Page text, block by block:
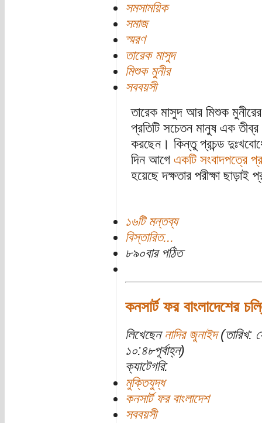
সমসাময়িক
সমাজ
স্মরণ
তারেক মাসুদ
মিশুক মুনীর
সববয়সী
তারেক মাসুদ আর মিশুক
প্রতিটি সচেতন মানুষ এক
করছেন। কিন্তু প্রচন্ড
দিন আগে একটি সংবাদপত্রে
হয়েছে দক্ষতার পরীক্ষা
১৬টি মন্তব্য
বিস্তারিত...
৮৯০বার পঠিত
কনসার্ট ফর বাংলাদেশের
লিখেছেন নাদির জুনাইদ(তারিখ:
১০:৪৮পূর্বাহ্ন)
ক্যাটেগরি:
মুক্তিযুদ্ধ
কনসার্ট ফর বাংলাদেশ
সববয়সী